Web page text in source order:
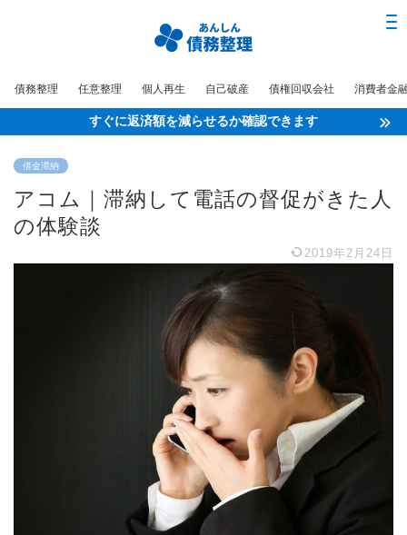
債務整理 任意整理 個人再生 自己破産 債権回収会社 消費者金
すぐに返済額を減らせるか確認できます
借金滞納
アコム｜滞納して電話の督促がきた人
の体験談
2019年2月24日